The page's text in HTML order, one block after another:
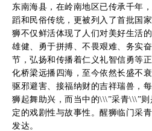
东南海县，在岭南地区已传承千年
蹈和民俗传统，更被列入了首批国
狮不仅鲜活体现了人们对美好生活
雄健、勇于拼搏、不畏艰难、务实
节，弘扬和传播着仁义礼智信勇等
化桥梁远播四海，至今依然长盛不
驱邪避害、接福纳财的吉祥瑞兽，
狮起舞助兴，而当中的\\\”采青\\\”
定的戏剧性与故事性。醒狮临门采
发达。